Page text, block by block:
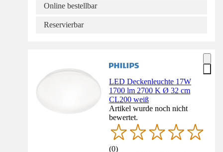
Online bestellbar
Reservierbar
LED Deckenleuchte 17W
1700 lm 2700 K Ø 32 cm
CL200 weiß
Artikel wurde noch nicht
bewertet.
(0)